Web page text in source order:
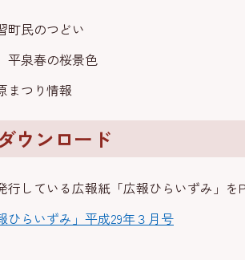
民のつどい
平泉春の桜景色
まつり情報
ウンロード
行している広報紙「広報ひらいずみ」を
ひらいずみ」平成29年３月号